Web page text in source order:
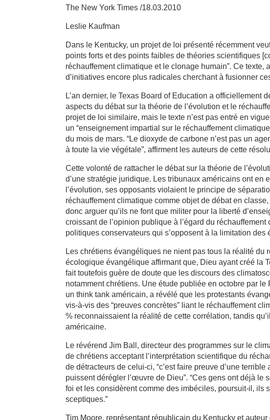
The New York Times /18.03.2010
Leslie Kaufman
Dans le Kentucky, un projet de loi présenté récemment
points forts et des points faibles de théories scientifiques
réchauffement climatique et le clonage humain”. Ce texte,
d’initiatives encore plus radicales cherchant à fusionner
L’an dernier, le Texas Board of Education a officiellement
aspects du débat sur la théorie de l’évolution et le
projet de loi similaire, mais le texte n’est pas entré en
un “enseignement impartial sur le réchauffement
du mois de mars. “Le dioxyde de carbone n’est pas un
à toute la vie végétale”, affirment les auteurs de cette
Cette volonté de rattacher le débat sur la théorie de
d’une stratégie juridique. Les tribunaux américains ont en
l’évolution, ses opposants violaient le principe de
réchauffement climatique comme objet de débat en
donc arguer qu’ils ne font que militer pour la liberté
croissant de l’opinion pu­blique à l’égard du
politiques con­servateurs qui s’opposent à la limitation des
Les chrétiens évangéliques ne nient pas tous la réalité du
écologique évangélique affirmant que, Dieu ayant créé la
fait toutefois guère de doute que les discours des
notamment chrétiens. Une étude publiée en oc­tobre par
un think tank américain, a révélé que les protestants
vis-à-vis des “preuves concrètes” liant le réchauffement
% reconnaissaient la réalité de cette corrélation, tandis
américaine.
Le révérend Jim Ball, directeur des programmes sur le
de chrétiens acceptant l’interprétation scientifique du
de détracteurs de celui-ci, “c’est faire preuve d’une
puissent dérégler l’œuvre de Dieu”. “Ces gens ont déjà le
foi et les considèrent comme des imbéciles, poursuit-il, ils
sceptiques.”
Tim Moore, représentant républicain du Kentucky et